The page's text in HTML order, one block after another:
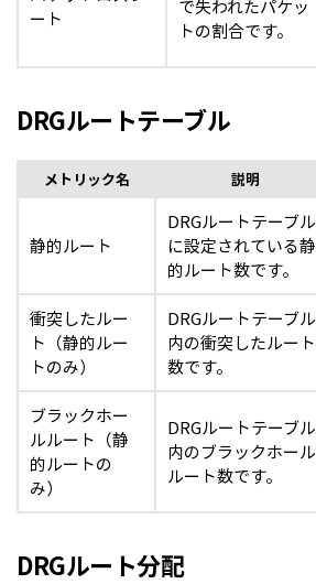
ート
で失われたパケッ
トの割合です。
DRGルートテーブル
メトリック名 説明
静的ルート
DRGルートテーブル
に設定されている静
的ルート数です。
衝突したルー
ト（静的ルー
トのみ）
DRGルートテーブル
内の衝突したルート
数です。
ブラックホー
ルルート（静
的ルートの
み）
DRGルートテーブル
内のブラックホール
ルート数です。
DRGルート分配